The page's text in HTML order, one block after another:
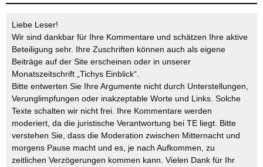
Liebe Leser!
Wir sind dankbar für Ihre Kommentare und schätzen Ihre aktive
Beteiligung sehr. Ihre Zuschriften können auch als eigene
Beiträge auf der Site erscheinen oder in unserer
Monatszeitschrift „Tichys Einblick“.
Bitte entwerten Sie Ihre Argumente nicht durch Unterstellungen,
Verunglimpfungen oder inakzeptable Worte und Links. Solche
Texte schalten wir nicht frei. Ihre Kommentare werden
moderiert, da die juristische Verantwortung bei TE liegt. Bitte
verstehen Sie, dass die Moderation zwischen Mitternacht und
morgens Pause macht und es, je nach Aufkommen, zu
zeitlichen Verzögerungen kommen kann. Vielen Dank für Ihr